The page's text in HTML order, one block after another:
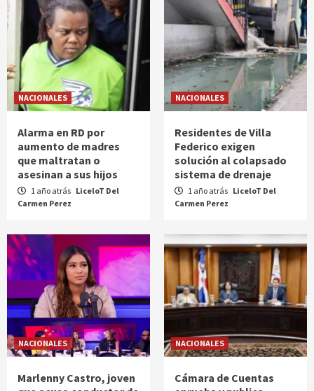
NACIONALES
Alarma en RD por
aumento de madres
que maltratan o
asesinan a sus hijos
1 año atrás LiceloT Del
Carmen Perez
NACIONALES
Residentes de Villa
Federico exigen
solución al colapsado
sistema de drenaje
1 año atrás LiceloT Del
Carmen Perez
NACIONALES
Marlenny Castro, joven
NACIONALES
Cámara de Cuentas